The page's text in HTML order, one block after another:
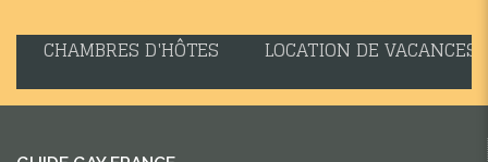
CHAMBRES D'HÔTES LOCATION DE VACANCES